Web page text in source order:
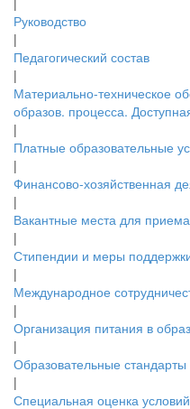
Руководство
|
Педагогический состав
|
Материально-техническое
образов. процесса.
|
Платные образовательные
|
Финансово-хозяйственная
|
Вакантные места для
|
Стипендии и меры
|
Международное
|
Организация питания в
|
Образовательные стандарты
|
Специальная оценка